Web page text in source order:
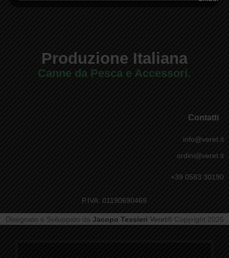
Produzione Italiana
Canne da Pesca e Accessori.
Contatti
info@veret.it
ordini@veret.it
+39 0583 30190
P.IVA: 01190690469
Disegnato e Sviluppato da Jacopo Tessieri Veret®Copyright 2026